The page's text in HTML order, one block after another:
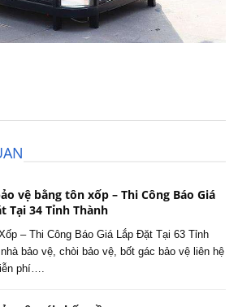
vệ bằng tôn xốp – Thi Công Báo Giá
Tại 34 Tỉnh Thành
– Thi Công Báo Giá Lắp Đặt Tại 63 Tỉnh
bảo vệ, chòi bảo vệ, bốt gác bảo vệ liên hệ
phí….